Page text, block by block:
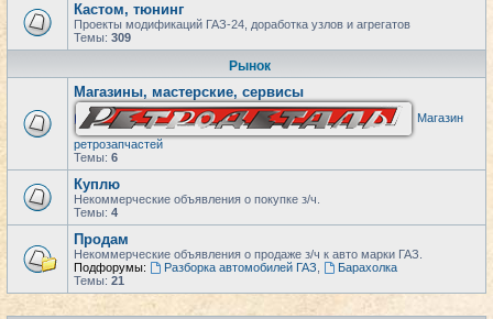
Кастом, тюнинг
Проекты модификаций ГАЗ-24, доработка узлов и агрегатов
Темы: 309
Рынок
Магазины, мастерские, сервисы
Магазин
ретрозапчастей
Темы: 6
Куплю
Некоммерческие объявления о покупке з/ч.
Темы: 4
Продам
Некоммерческие объявления о продаже з/ч к авто марки ГАЗ.
Подфорумы:
Разборка автомобилей ГАЗ
Барахолка
Темы: 21